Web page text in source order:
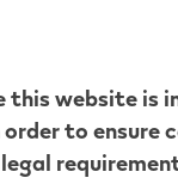
this website is
order to ensure